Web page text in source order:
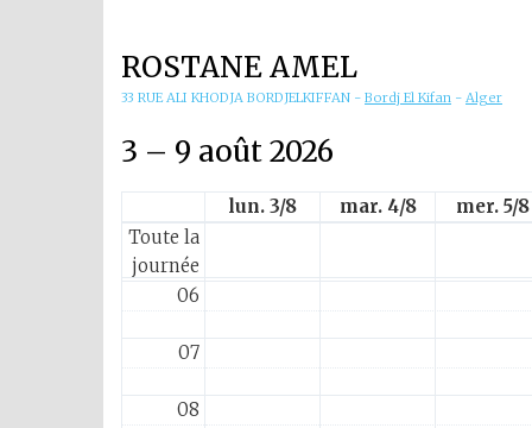
ROSTANE AMEL
33 RUE ALI KHODJA BORDJELKIFFAN - Bordj El Kifan - Alger
3 – 9 août 2026
lun. 3/8 mar. 4/8
mer. 5/8
Toute la
journée
02
05
06
07
08